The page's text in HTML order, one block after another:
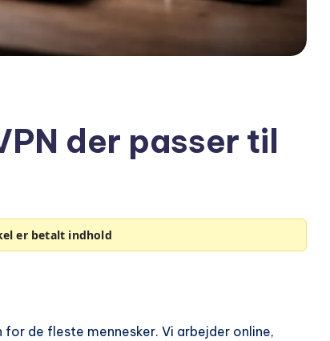
der passer til
er betalt indhold
de fleste mennesker. Vi arbejder online,